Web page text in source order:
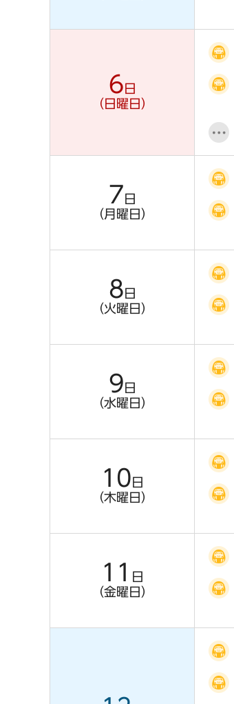
6 日
（日曜日）
7 日
（月曜日）
8 日
（火曜日）
9 日
（水曜日）
10 日
（木曜日）
11
日
（金曜日）